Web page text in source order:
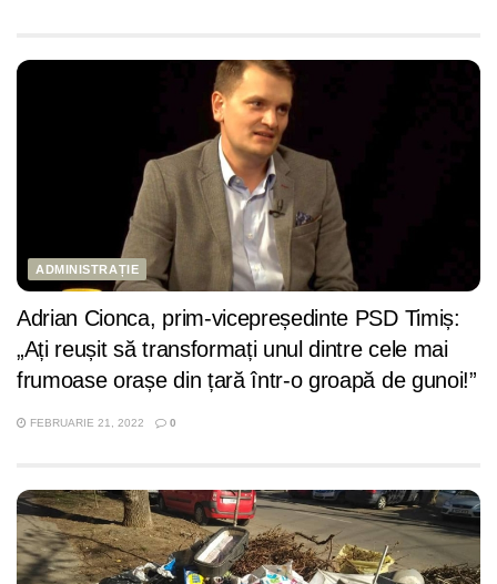
ADMINISTRAȚIE
Adrian Cionca, prim-vicepreședinte PSD Timiș:
„Ați reușit să transformați unul dintre cele mai
frumoase orașe din țară într-o groapă de gunoi!”
FEBRUARIE 21, 2022 0